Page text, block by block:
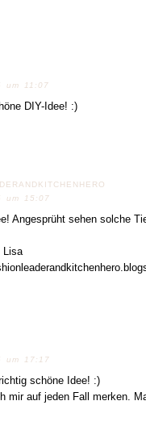
um 11:07
DIY-Idee! :)
um 15:07
Angesprüht sehen solche
Lisa
um 17:17
schöne Idee! :)
mir auf jeden Fall merken.